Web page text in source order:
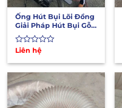
Ống Hút Bụi Lõi Đồng
Giải Pháp Hút Bụi Gỗ,
Hút Liệu Hiệu Quả
Được
hạng
0
5
sao
Liên hệ